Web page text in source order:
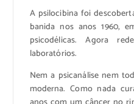
A psilocibina foi
banida nos anos 1960,
psicodélicas. Agora
laboratórios.
Nem a psicanálise nem
moderna. Como nada